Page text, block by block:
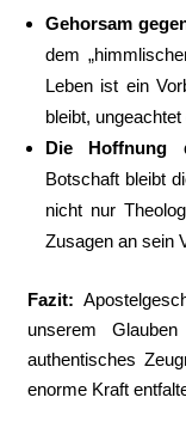
Gehorsam
dem
Leben ist ein
bleibt,
Die Hoffnung
Botschaft bleibt
nicht nur
Zusagen an sein
Fazit:
unserem
authentisches
enorme Kraft